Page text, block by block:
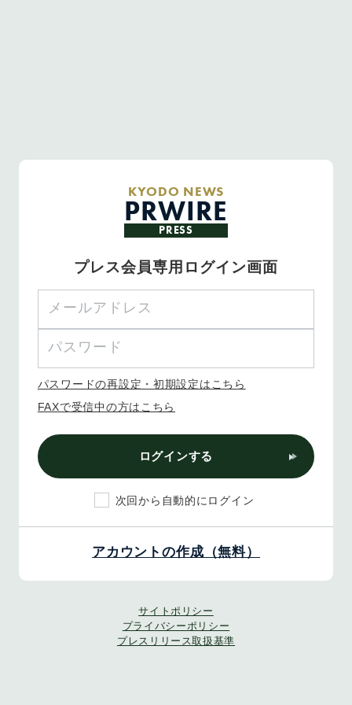
KYODO NEWS
PRWIRE
PRESS
プレス会員専用ログイン画面
パスワードの再設定・初期設定はこちら
FAXで受信中の方はこちら
ログインする
次回から自動的にログイン
アカウントの作成（無料）
サイトポリシー
プライバシーポリシー
プレスリリース取扱基準